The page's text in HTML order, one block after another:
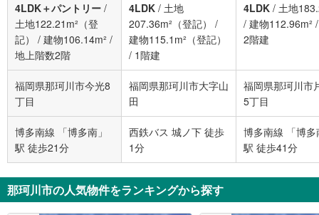
4LDK＋パントリー /
土地122.21m²（登
記）
/ 建物106.14m² /
地上階数2階
4LDK / 土地
207.36m²（登記）
/
建物115.1m²（登記）
/ 1階建
4LDK / 土地
/ 建物112.96m²
2階建
福岡県那珂川市今光8
丁目
福岡県那珂川市大字山
田
福岡県那珂川市
5丁目
博多南線 「博多南」
駅 徒歩21分
西鉄バス 城ノ下 徒歩
1分
博多南線 「博多
駅 徒歩41分
那珂川市の人気物件をランキングから探す